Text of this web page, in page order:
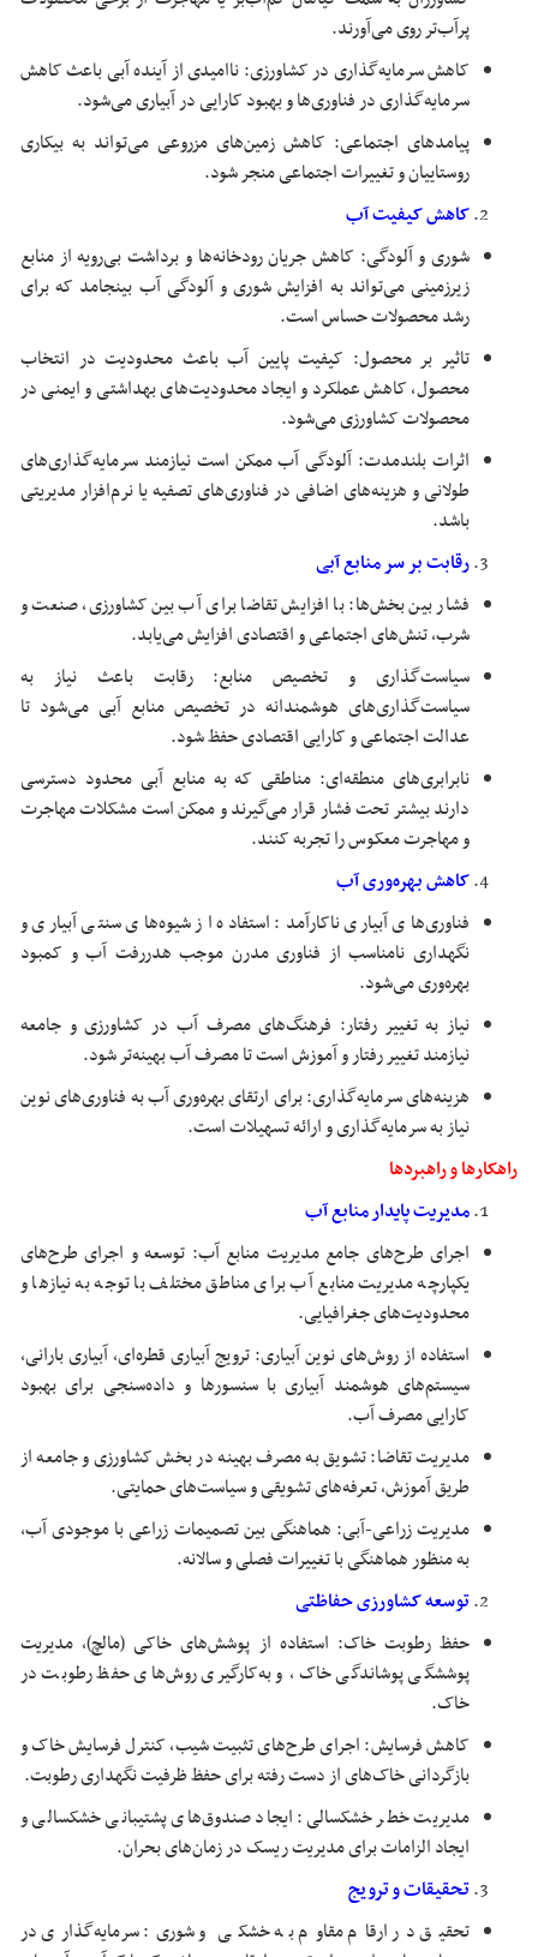
پرآب‌تر روی می‌آورند.
کاهش سرمایه‌گذاری در کشاورزی: ناامیدی از آینده آبی باعث کاهش
سرمایه‌گذاری در فناوری‌ها و بهبود کارایی در آبیاری می‌شود.
پیامدهای اجتماعی: کاهش زمین‌های مزروعی می‌تواند به بیکاری
روستاییان و تغییرات اجتماعی منجر شود.
کاهش کیفیت آب
شوری و آلودگی: کاهش جریان رودخانه‌ها و برداشت بی‌رویه از منابع
زیرزمینی می‌تواند به افزایش شوری و آلودگی آب بینجامد که برای
رشد محصولات حساس است.
تاثیر بر محصول: کیفیت پایین آب باعث محدودیت در انتخاب
محصول، کاهش عملکرد و ایجاد محدودیت‌های بهداشتی و ایمنی در
محصولات کشاورزی می‌شود.
اثرات بلندمدت: آلودگی آب ممکن است نیازمند سرمایه‌گذاری‌های
طولانی و هزینه‌های اضافی در فناوری‌های تصفیه یا نرم‌افزار مدیریتی
باشد.
رقابت بر سر منابع آبی
فشار بین بخش‌ها: با افزایش تقاضا برای آب بین کشاورزی، صنعت و
شرب، تنش‌های اجتماعی و اقتصادی افزایش می‌یابد.
سیاست‌گذاری و تخصیص منابع: رقابت باعث نیاز به
سیاست‌گذاری‌های هوشمندانه در تخصیص منابع آبی می‌شود تا
عدالت اجتماعی و کارایی اقتصادی حفظ شود.
نابرابری‌های منطقه‌ای: مناطقی که به منابع آبی محدود دسترسی
دارند بیشتر تحت فشار قرار می‌گیرند و ممکن است مشکلات مهاجرت
و مهاجرت معکوس را تجربه کنند.
کاهش بهره‌وری آب
فناوری‌های آبیاری ناکارآمد: استفاده از شیوه‌های سنتی آبیاری و
نگهداری نامناسب از فناوری مدرن موجب هدررفت آب و کمبود
بهره‌وری می‌شود.
نیاز به تغییر رفتار: فرهنگ‌های مصرف آب در کشاورزی و جامعه
نیازمند تغییر رفتار و آموزش است تا مصرف آب بهینه‌تر شود.
هزینه‌های سرمایه‌گذاری: برای ارتقای بهره‌وری آب به فناوری‌های نوین
نیاز به سرمایه‌گذاری و ارائه تسهیلات است.
راهکارها و راهبردها
مدیریت پایدار منابع آب
اجرای طرح‌های جامع مدیریت منابع آب: توسعه و اجرای طرح‌های
یکپارچه مدیریت منابع آب برای مناطق مختلف با توجه به نیازها و
محدودیت‌های جغرافیایی.
استفاده از روش‌های نوین آبیاری: ترویج آبیاری قطره‌ای، آبیاری بارانی،
سیستم‌های هوشمند آبیاری با سنسورها و داده‌سنجی برای بهبود
کارایی مصرف آب.
مدیریت تقاضا: تشویق به مصرف بهینه در بخش کشاورزی و جامعه از
طریق آموزش، تعرفه‌های تشویقی و سیاست‌های حمایتی.
مدیریت زراعی-آبی: هماهنگی بین تصمیمات زراعی با موجودی آب،
به منظور هماهنگی با تغییرات فصلی و سالانه.
توسعه کشاورزی حفاظتی
حفظ رطوبت خاک: استفاده از پوشش‌های خاکی (مالچ)، مدیریت
پوششگی پوشاندگی خاک، و به‌کارگیری روش‌های حفظ رطوبت در
خاک.
کاهش فرسایش: اجرای طرح‌های تثبیت شیب، کنترل فرسایش خاک و
بازگردانی خاک‌های از دست رفته برای حفظ ظرفیت نگهداری رطوبت.
مدیریت خطر خشکسالی: ایجاد صندوق‌های پشتیبانی خشکسالی و
ایجاد الزامات برای مدیریت ریسک در زمان‌های بحران.
تحقیقات و ترویج
تحقیق در ارقام مقاوم به خشکی و شوری: سرمایه‌گذاری در